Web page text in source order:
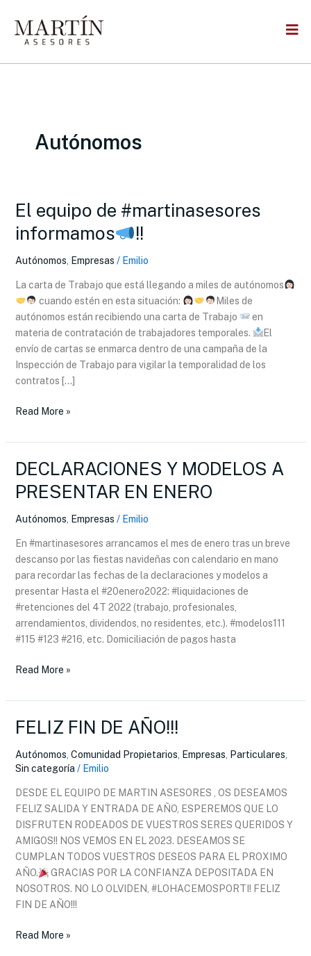
content
Autónomos
El equipo de #martinasesores
informamos
!!
Autónomos, Empresas / Emilio
La carta de Trabajo que está llegando a miles de autónomos
cuando estén en esta situación:
Miles de
autónomos están recibiendo una carta de Trabajo
en
materia de contratación de trabajadores temporales.
El
envío de cartas se enmarca dentro de una campaña de la
Inspección de Trabajo para vigilar la temporalidad de los
contratos […]
El
de
!!
Read More »
DECLARACIONES Y MODELOS A
PRESENTAR EN ENERO
Autónomos, Empresas / Emilio
En #martinasesores arrancamos el mes de enero tras un breve
descanso por las fiestas navideñas con calendario en mano
para recordar las fechas de la declaraciones y modelos a
presentar Hasta el #20enero2022: #liquidaciones de
#retenciones del 4T 2022 (trabajo, profesionales,
arrendamientos, dividendos, no residentes, etc.). #modelos111
#115 #123 #216, etc. Domiciliación de pagos hasta
DECLARACIONES
MODELOS
EN
ENERO
Read More »
FELIZ FIN DE AÑO!!!
Autónomos, Comunidad Propietarios, Empresas, Particulares,
Sin categoría / Emilio
DESDE EL EQUIPO DE MARTIN ASESORES , OS DESEAMOS
FELIZ SALIDA Y ENTRADA DE AÑO, ESPEREMOS QUE LO
DISFRUTEN RODEADOS DE VUESTROS SERES QUERIDOS Y
AMIGOS!! NOS VEMOS EN EL 2023. DESEAMOS SE
CUMPLAN TODOS VUESTROS DESEOS PARA EL PROXIMO
AÑO.
GRACIAS POR LA CONFIANZA DEPOSITADA EN
NOSOTROS. NO LO OLVIDEN, #LOHACEMOSPORTI! FELIZ
FIN DE AÑO!!!
FELIZ
DE
AÑO!!!
Read More »